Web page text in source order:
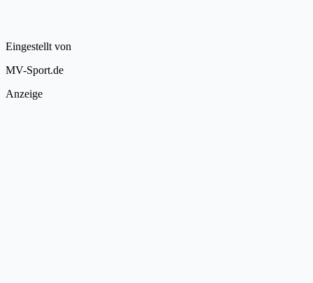
Eingestellt von
MV-Sport.de
Anzeige